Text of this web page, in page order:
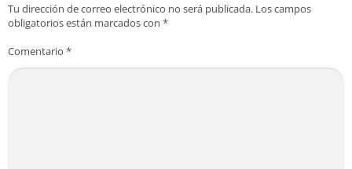
Tu dirección de correo electrónico no será publicada. Los campos
obligatorios están marcados con *
Comentario *